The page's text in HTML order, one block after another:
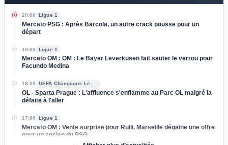
20:00 Ligue 1
Mercato PSG : Après Barcola, un autre crack pousse pour un
départ
19:00 Ligue 1
Mercato OM : OM : Le Bayer Leverkusen fait sauter le verrou pour
Facundo Medina
18:00 UEFA Champions League
OL - Sparta Prague : L'affluence s'enflamme au Parc OL malgré la
défaite à l'aller
17:00 Ligue 1
Mercato OM : Vente surprise pour Rulli, Marseille dégaine une offre
pour un ancien du PSG